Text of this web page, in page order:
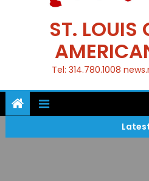
ST. LOUIS
Tel: 314.780.1008